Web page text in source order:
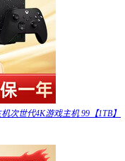
次世代4K游戏主机 99【1TB】